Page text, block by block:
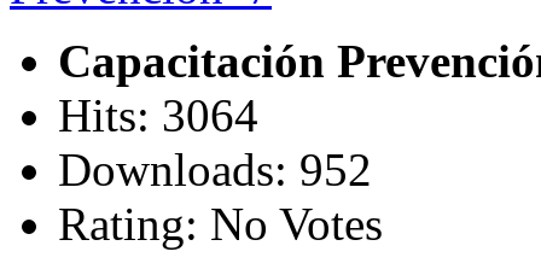
Capacitación
Hits: 3064
Downloads: 952
Rating: No Votes